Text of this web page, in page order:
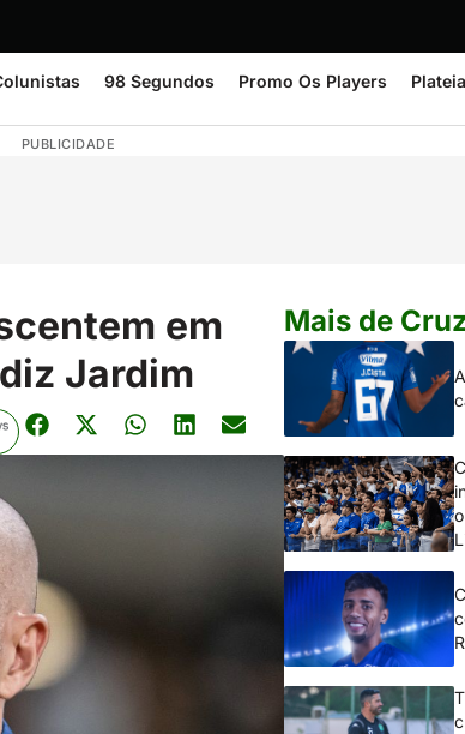
98 Segundos Promo Os Players
PUBLICIDADE
em
Jardim
Mais de